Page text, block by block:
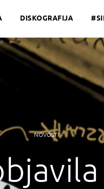
DISKOGRAFIJA
NOVOSTI